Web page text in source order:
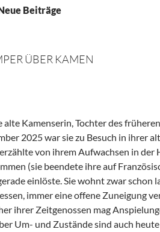
Beiträge
ÜBER KAMEN
Kamenserin, Tochter des
2025 war sie zu Besuch in ihrer
von ihrem Aufwachsen in
(sie beendete ihre auf
einlöste. Sie wohnt zwar schon
immer eine offene Zuneigung
ihrer Zeitgenossen mag
Um- und Zustände sind auch